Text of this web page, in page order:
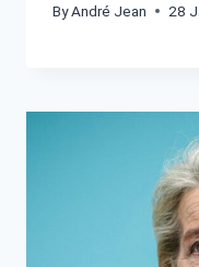
ByAndré Jean 28